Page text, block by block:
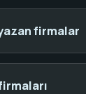
firmalar